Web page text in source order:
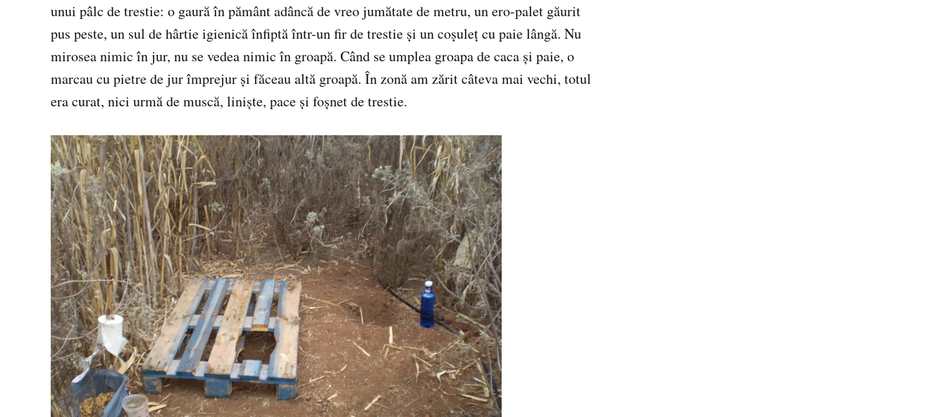
unui pâlc de trestie: o gaură în pământ adâncă de vreo jumătate de metru, un ero-palet găurit
pus peste, un sul de hârtie igienică înfiptă într-un fir de trestie și un coșuleț cu paie lângă. Nu
mirosea nimic în jur, nu se vedea nimic în groapă. Când se umplea groapa de caca și paie, o
marcau cu pietre de jur împrejur și făceau altă groapă. În zonă am zărit câteva mai vechi, totul
era curat, nici urmă de muscă, liniște, pace și foșnet de trestie.